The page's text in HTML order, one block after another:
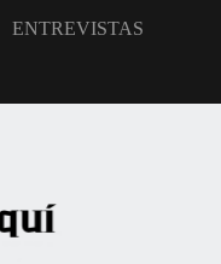
ENTREVISTAS